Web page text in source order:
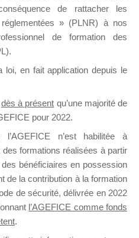
Groupe Public
il y a un jour
Organismes de
les Conseillers
de rattacher les
» (PLNR) à nos
de formation des
loi, en fait application depuis le
dès à présent qu’une majorité de
pour 2022.
n’est habilitée à
formations réalisées à partir
bénéficiaires en possession
de la contribution à la formation
de sécurité, délivrée en 2022
l’AGEFICE comme fonds
.